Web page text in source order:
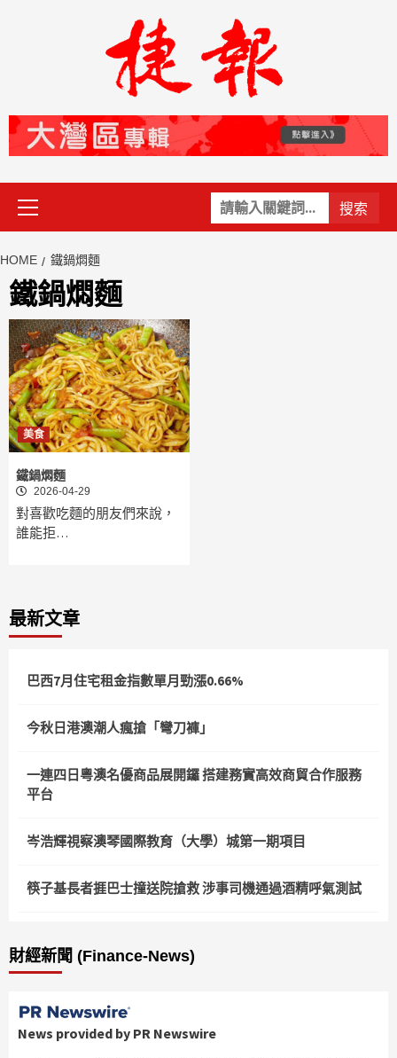
關
鍵
Primary
Menu
HOME 鐵鍋燜麵
鐵鍋燜麵
美食
鐵鍋燜麵
2026-04-29
對喜歡吃麵的朋友們來說，
誰能拒…
最新文章
巴西7月住宅租金指數單月勁漲0.66%
今秋日港澳潮人瘋搶「彎刀褲」
一連四日粵澳名優商品展開鑼 搭建務實高效商貿合作服務
平台
岑浩輝視察澳琴國際教育（大學）城第一期項目
筷子基長者捱巴士撞送院搶救 涉事司機通過酒精呼氣測試
財經新聞 (Finance-News)
News provided by PR Newswire